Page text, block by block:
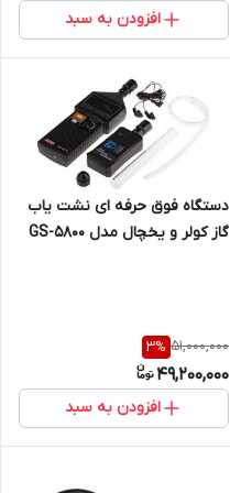
افزودن به سبد
دستگاه فوق حرفه ای نشت یاب
گاز کولر و یخچال مدل GS-5800
51,000,000
3%
49,200,000
افزودن به سبد